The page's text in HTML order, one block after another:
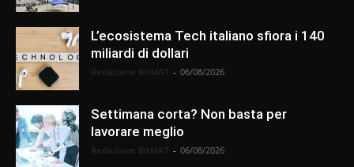
L’ecosistema Tech italiano sfiora i 140
miliardi di dollari
- 06/08/2026
Settimana corta? Non basta per
lavorare meglio
- 06/08/2026